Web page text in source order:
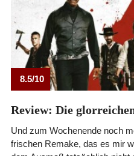
8.5/10
Review: Die
Und zum Wochenende noch
frischen Remake, das es mir